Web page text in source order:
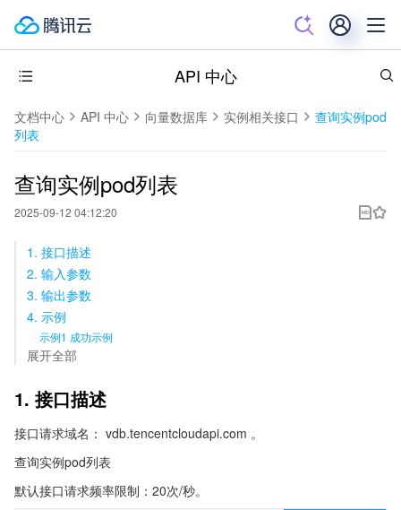
API 中心
文档中心 API 中心 向量数据库 实例相关接口
查询实例pod
列表
查询实例pod列表
2025-09-12 04:12:20
1. 接口描述
2. 输入参数
3. 输出参数
4. 示例
示例1 成功示例
展开全部
1. 接口描述
接口请求域名： vdb.tencentcloudapi.com 。
查询实例pod列表
默认接口请求频率限制：20次/秒。